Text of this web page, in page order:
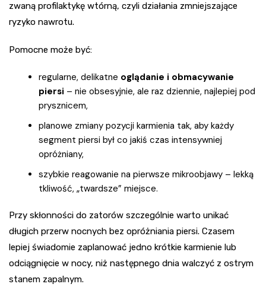
zwaną profilaktykę wtórną, czyli działania zmniejszające
ryzyko nawrotu.
Pomocne może być:
regularne, delikatne oglądanie i obmacywanie
piersi – nie obsesyjnie, ale raz dziennie, najlepiej pod
prysznicem,
planowe zmiany pozycji karmienia tak, aby każdy
segment piersi był co jakiś czas intensywniej
opróżniany,
szybkie reagowanie na pierwsze mikroobjawy – lekką
tkliwość, „twardsze” miejsce.
Przy skłonności do zatorów szczególnie warto unikać
długich przerw nocnych bez opróżniania piersi. Czasem
lepiej świadomie zaplanować jedno krótkie karmienie lub
odciągnięcie w nocy, niż następnego dnia walczyć z ostrym
stanem zapalnym.